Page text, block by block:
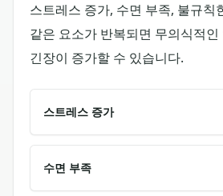
스트레스 증가, 수면 부족, 불규칙
같은 요소가 반복되면 무의식적
긴장이 증가할 수 있습니다.
스트레스 증가
수면 부족